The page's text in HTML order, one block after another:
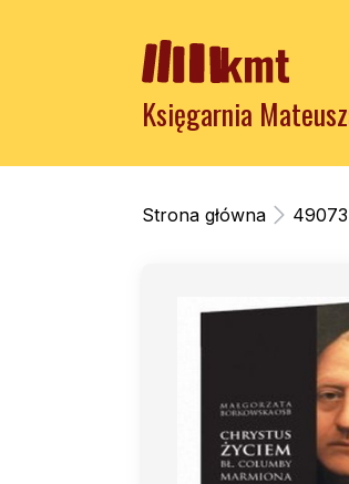
Księgarnia
Strona główna 49073